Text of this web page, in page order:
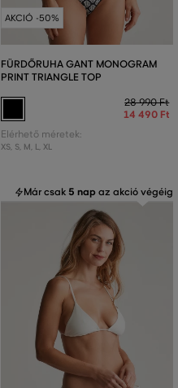
AKCIÓ -50%
FÜRDŐRUHA GANT MONOGRAM
PRINT TRIANGLE TOP
28 990 Ft
14 490 Ft
Elérhető méretek:
XS, S, M, L, XL
Már csak 5 nap az akció végéig